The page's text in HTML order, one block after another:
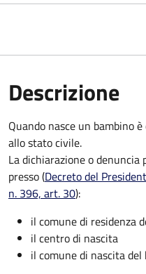
Descrizione
Quando nasce un bambino
allo stato civile.
La dichiarazione o denuncia
presso (Decreto del
n. 396, art. 30):
il comune di residenza
il centro di nascita
il comune di nascita del